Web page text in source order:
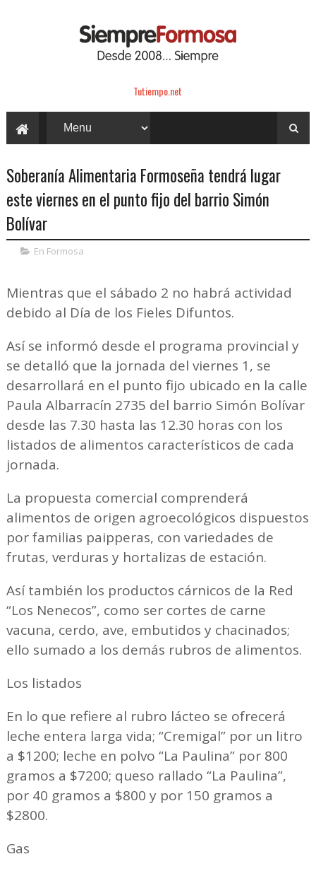
Tutiempo.net
Soberanía Alimentaria Formoseña tendrá lugar
este viernes en el punto fijo del barrio Simón
Bolívar
En Formosa
Mientras que el sábado 2 no habrá actividad
debido al Día de los Fieles Difuntos.
Así se informó desde el programa provincial y
se detalló que la jornada del viernes 1, se
desarrollará en el punto fijo ubicado en la calle
Paula Albarracín 2735 del barrio Simón Bolívar
desde las 7.30 hasta las 12.30 horas con los
listados de alimentos característicos de cada
jornada.
La propuesta comercial comprenderá
alimentos de origen agroecológicos dispuestos
por familias paipperas, con variedades de
frutas, verduras y hortalizas de estación.
Así también los productos cárnicos de la Red
“Los Nenecos”, como ser cortes de carne
vacuna, cerdo, ave, embutidos y chacinados;
ello sumado a los demás rubros de alimentos.
Los listados
En lo que refiere al rubro lácteo se ofrecerá
leche entera larga vida; “Cremigal” por un litro
a $1200; leche en polvo “La Paulina” por 800
gramos a $7200; queso rallado “La Paulina”,
por 40 gramos a $800 y por 150 gramos a
$2800.
Gas